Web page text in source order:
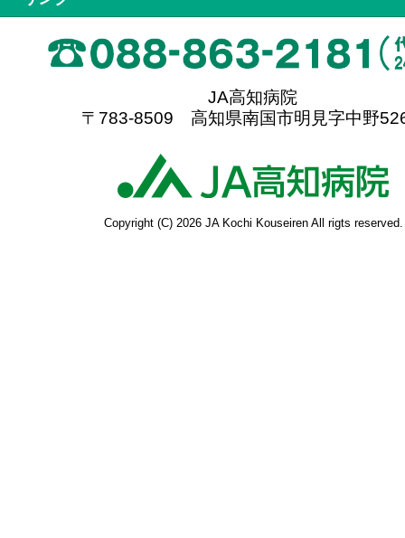
JA高知病院
〒783-8509 高知県南国市明見字中野
Copyright (C) 2026 JA Kochi Kouseiren All rigts reserved.